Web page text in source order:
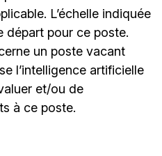
L’échelle indiquée
départ pour ce poste.
un poste vacant
l’intelligence artificielle
et/ou de
à ce poste.